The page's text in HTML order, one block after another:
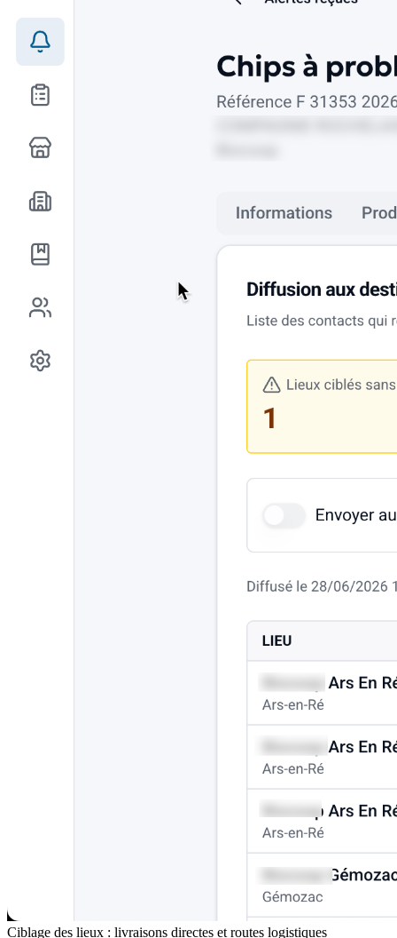
Ciblage des lieux : livraisons directes et routes logistiques